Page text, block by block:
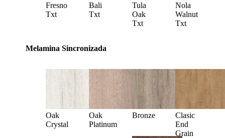
Fresno
Txt
Bali
Txt
Tula
Oak
Txt
Nola
Walnut
Txt
Melamina Sincronizada
Oak
Crystal
Oak
Platinum
Bronze
Clasic
End
Grain